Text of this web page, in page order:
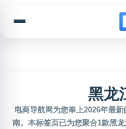
黑龙
电商导航网为您奉上2026年最
南。本标签页已为您聚合1款黑